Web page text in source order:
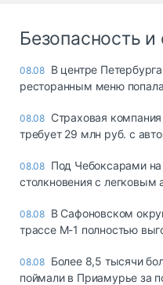
Безопасность и
08.08 В центре
ресторанным меню
08.08 Страховая
требует 29 млн руб. с
08.08 Под Чебоксарами на
столкновения с легковым
08.08 В Сафоновском
трассе М-1 полностью
08.08 Более 8,5 тысячи
поймали в Приамурье за